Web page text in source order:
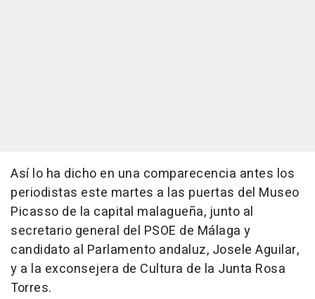
Así lo ha dicho en una comparecencia antes los
periodistas este martes a las puertas del Museo
Picasso de la capital malagueña, junto al
secretario general del PSOE de Málaga y
candidato al Parlamento andaluz, Josele Aguilar,
y a la exconsejera de Cultura de la Junta Rosa
Torres.